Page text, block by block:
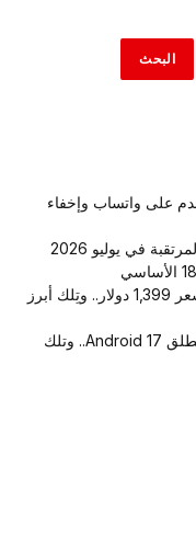
البحث
على واتساب وإخفاء
ارتفاع في السعر| آيفون 18 برو يأتي بسعر 1,399 دولار.. وتِلك أبرز
لأجهزة Pixel| بشكل رسمي “جوجل” تطلق Android 17.. وتلك